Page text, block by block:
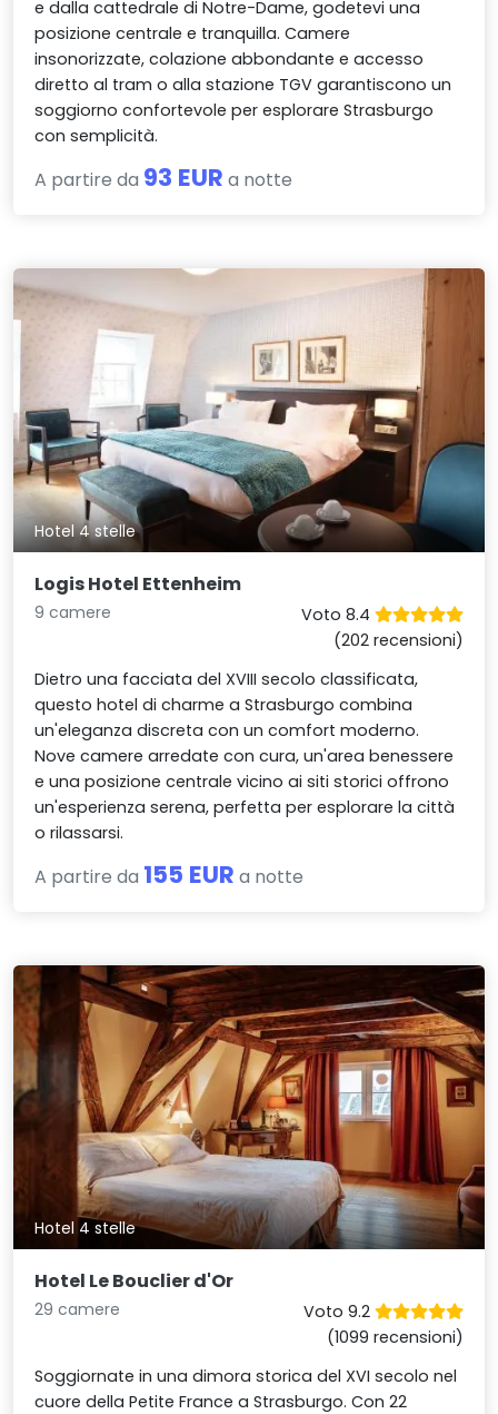
e dalla cattedrale di Notre-Dame, godetevi una
posizione centrale e tranquilla. Camere
insonorizzate, colazione abbondante e accesso
diretto al tram o alla stazione TGV garantiscono un
soggiorno confortevole per esplorare Strasburgo
con semplicità.
A partire da 93 EUR a notte
Hotel 4 stelle
Logis Hotel Ettenheim
9 camere
Voto 8.4
(202 recensioni)
Dietro una facciata del XVIII secolo classificata,
questo hotel di charme a Strasburgo combina
un'eleganza discreta con un comfort moderno.
Nove camere arredate con cura, un'area benessere
e una posizione centrale vicino ai siti storici offrono
un'esperienza serena, perfetta per esplorare la città
o rilassarsi.
A partire da 155 EUR a notte
Hotel 4 stelle
Hotel Le Bouclier d'Or
29 camere
Voto 9.2
(1099 recensioni)
Soggiornate in una dimora storica del XVI secolo nel
cuore della Petite France a Strasburgo. Con 22